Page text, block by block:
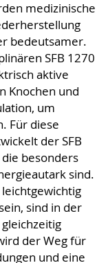
medizinische
bedeutsamer.
SFB 1270
aktive
Knochen und
um
Für diese
der SFB
besonders
sind.
sind in der
der Weg für
und eine